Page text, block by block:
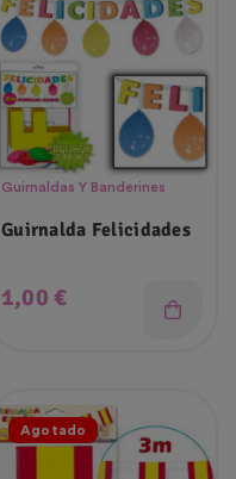
Guirnaldas Y Banderines
Guirnalda Felicidades
Precio
1,00 €
Agotado